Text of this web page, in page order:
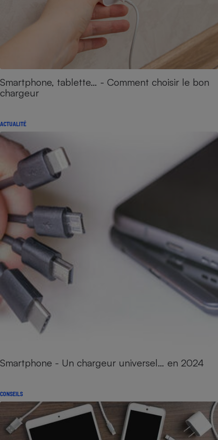
Smartphone, tablette… - Comment choisir le bon
chargeur
ACTUALITÉ
Smartphone - Un chargeur universel… en 2024
CONSEILS